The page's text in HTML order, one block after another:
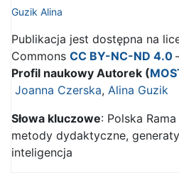
Guzik Alina
Publikacja jest dostępna na
Commons CC BY-NC-ND 4.0
Profil naukowy Autorek (
Joanna Czerska, Alina Guzik
Słowa kluczowe: Polska
metody dydaktyczne,
inteligencja